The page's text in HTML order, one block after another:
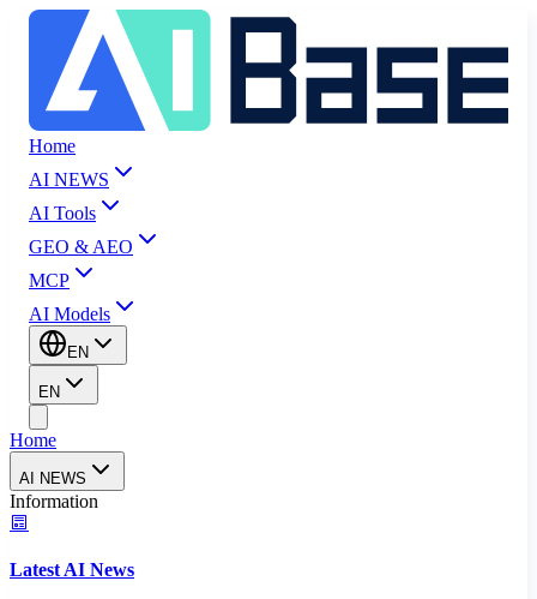
Home
AI NEWS
AI Tools
GEO & AEO
MCP
AI Models
EN
EN
Home
AI NEWS
Information
Latest AI News